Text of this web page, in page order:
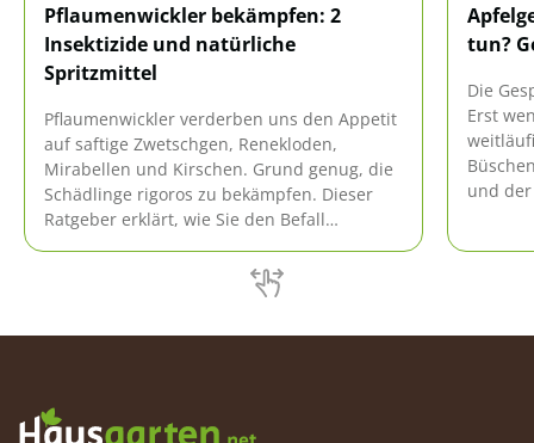
Pflaumenwickler bekämpfen: 2
Insektizide und natürliche
Spritzmittel
Pflaumenwickler verderben uns den Appetit
auf saftige Zwetschgen, Renekloden,
Mirabellen und Kirschen. Grund genug, die
Schädlinge rigoros zu bekämpfen. Dieser
Ratgeber erklärt, wie Sie den Befall
vorgehen. Diese 2 Insektizide und
natürlichen Spritzmittel haben sich im
tun?
Die
Erst
und